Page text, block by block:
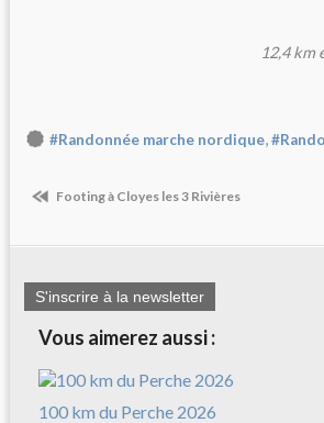
12,4 km
#Randonnée marche nordique,
Footing à Cloyes les 3 Rivières
S'inscrire à la newsletter
Vous aimerez aussi :
100 km du Perche 2026